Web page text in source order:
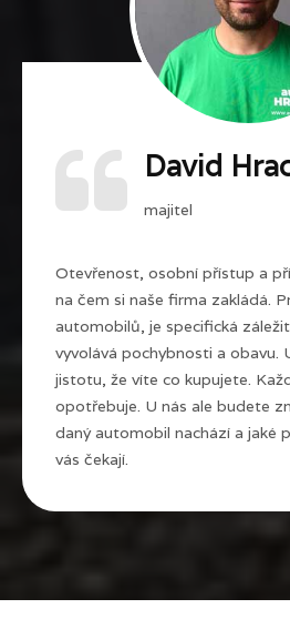
David
majitel
Otevřenost, osobní přístup a
na čem si naše firma zakládá.
automobilů, je specifická
vyvolává pochybnosti a obavu.
jistotu, že víte co kupujete.
opotřebuje. U nás ale budete
daný automobil nachází a jaké
vás čekají.